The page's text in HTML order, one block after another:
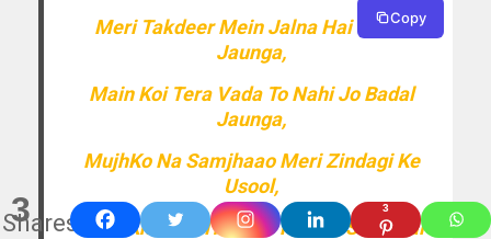
Meri Takdeer Mein Jalna Hai To Jal
Jaunga,
Main Koi Tera Vada To Nahi Jo Badal
Jaunga,
MujhKo Na Samjhaao Meri Zindagi Ke
Usool,
Main Khud Hi Thhokar Kha Ke Sambhal
Copy
3
Shares
3